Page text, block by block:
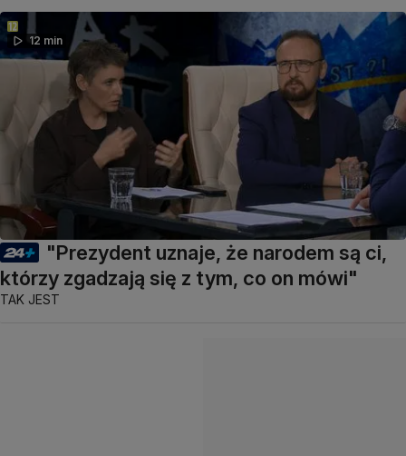
12 min
"Prezydent uznaje, że narodem są ci,
którzy zgadzają się z tym, co on mówi"
TAK JEST